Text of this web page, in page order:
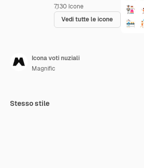
7,130 Icone
Vedi tutte le icone
Icona voti nuziali
Magnific
Stesso stile